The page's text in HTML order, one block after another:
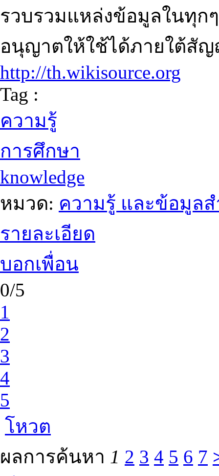
รวบรวมแหล่งข้อมูลในทุก
อนุญาตให้ใช้ได้ภายใต้สั
http://th.wikisource.org
Tag :
ความรู้
การศึกษา
knowledge
หมวด: ความรู้ และข้อมูล
รายละเอียด
บอกเพื่อน
0/5
1
2
3
4
5
โหวต
ผลการค้นหา 1 2 3 4 5 6 7